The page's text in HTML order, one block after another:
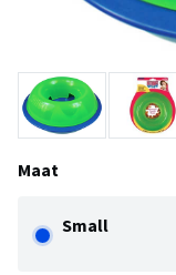
Maat
Small